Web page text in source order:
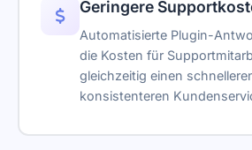
Geringere
Automatisierte Plugin-
die Kosten für
gleichzeitig einen
konsistenteren